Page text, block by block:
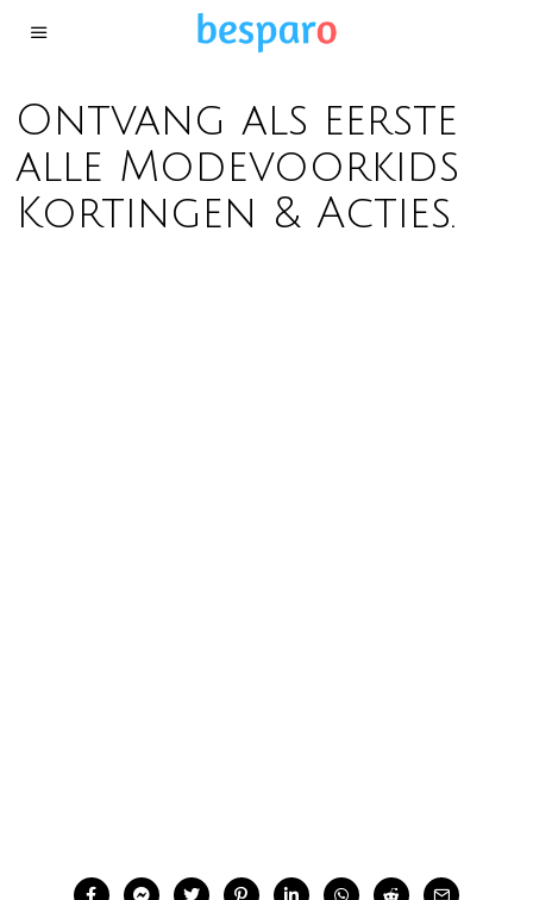
Ontvang als eerste
alle Modevoorkids
Kortingen & Acties.